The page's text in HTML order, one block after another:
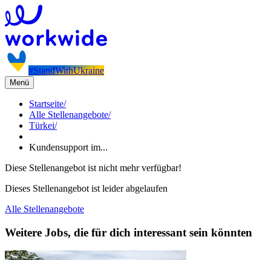
#StandWithUkraine
Menü
Startseite/
Alle Stellenangebote/
Türkei/
Kundensupport im...
Diese Stellenangebot ist nicht mehr verfügbar!
Dieses Stellenangebot ist leider abgelaufen
Alle Stellenangebote
Weitere Jobs, die für dich interessant sein könnten